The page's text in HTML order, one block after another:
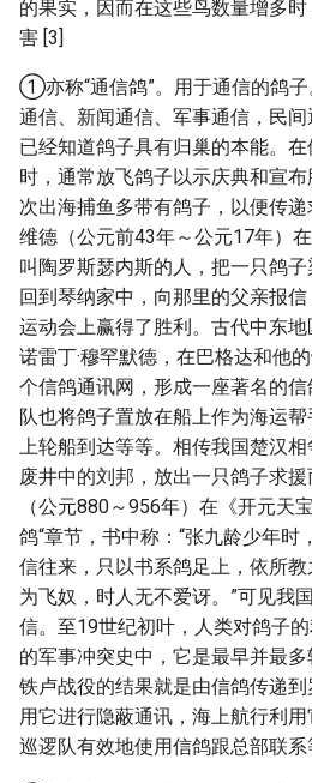
的果实，因而在这些鸟数量增多
害 [3]
①亦称“通信鸽”。用于通信的鸽
通信、新闻通信、军事通信，民
已经知道鸽子具有归巢的本能。
时，通常放飞鸽子以示庆典和宣
次出海捕鱼多带有鸽子，以便传
维德（公元前43年～公元17年）
叫陶罗斯瑟内斯的人，把一只鸽
回到琴纳家中，向那里的父亲报
运动会上赢得了胜利。古代中东地
诺雷丁·穆罕默德，在巴格达和他
个信鸽通讯网，形成一座著名的
队也将鸽子置放在船上作为海运
上轮船到达等等。相传我国楚汉
废井中的刘邦，放出一只鸽子求
（公元880～956年）在《开元天
鸽“章节，书中称：“张九龄少年时
信往来，只以书系鸽足上，依所
为飞奴，时人无不爱讶。”可见我
信。至19世纪初叶，人类对鸽子
的军事冲突史中，它是最早并最
铁卢战役的结果就是由信鸽传递
用它进行隐蔽通讯，海上航行利
巡逻队有效地使用信鸽跟总部联系